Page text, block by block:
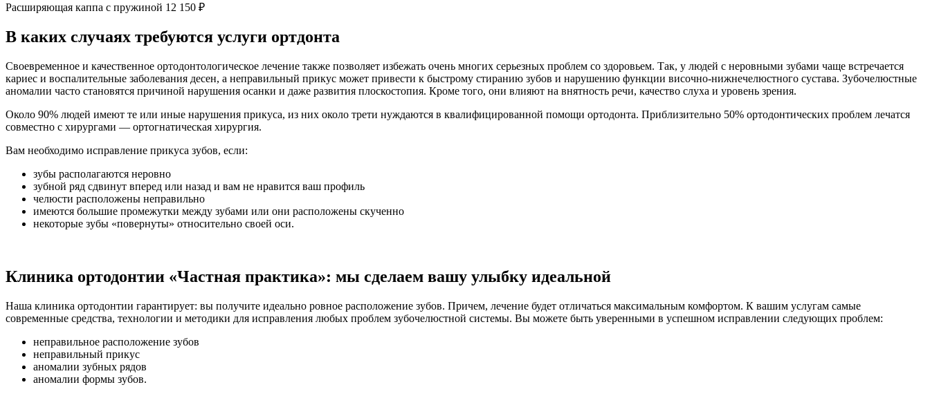
Расширяющая каппа с пружиной 12 150 ₽
В каких случаях требуются услуги ортдонта
Своевременное и качественное ортодонтологическое лечение также позволяет избежать очень многих серьезных проблем со здоровьем. Так, у людей с неровными зубами чаще встречается
кариес и воспалительные заболевания десен, а неправильный прикус может привести к быстрому стиранию зубов и нарушению функции височно-нижнечелюстного сустава. Зубочелюстные
аномалии часто становятся причиной нарушения осанки и даже развития плоскостопия. Кроме того, они влияют на внятность речи, качество слуха и уровень зрения.
Около 90% людей имеют те или иные нарушения прикуса, из них около трети нуждаются в квалифицированной помощи ортодонта. Приблизительно 50% ортодонтических проблем лечатся
совместно с хирургами — ортогнатическая хирургия.
Вам необходимо исправление прикуса зубов, если:
зубы располагаются неровно
зубной ряд сдвинут вперед или назад и вам не нравится ваш профиль
челюсти расположены неправильно
имеются большие промежутки между зубами или они расположены скученно
некоторые зубы «повернуты» относительно своей оси.
Клиника ортодонтии «Частная практика»: мы сделаем вашу улыбку идеальной
Наша клиника ортодонтии гарантирует: вы получите идеально ровное расположение зубов. Причем, лечение будет отличаться максимальным комфортом. К вашим услугам самые
современные средства, технологии и методики для исправления любых проблем зубочелюстной системы. Вы можете быть уверенными в успешном исправлении следующих проблем:
неправильное расположение зубов
неправильный прикус
аномалии зубных рядов
аномалии формы зубов.